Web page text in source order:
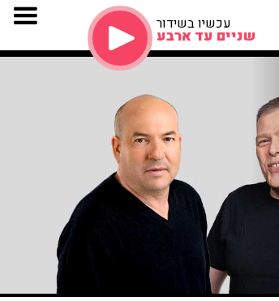
עכשיו בשידור
שניים עד ארבע